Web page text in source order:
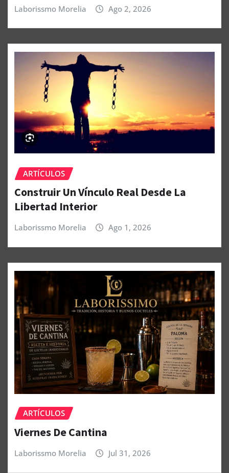
Laborissmo Morelia Ago 2, 2026
ARTÍCULOS
Construir Un Vínculo Real Desde La
Libertad Interior
Laborissmo Morelia Ago 1, 2026
ARTÍCULOS
Viernes De Cantina
Laborissmo Morelia Jul 31, 2026